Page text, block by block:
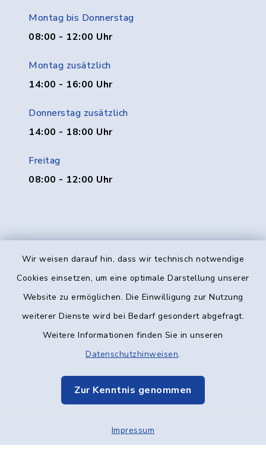
Wir weisen darauf hin, dass wir technisch notwendige
Cookies einsetzen, um eine optimale Darstellung unserer
Website zu ermöglichen. Die Einwilligung zur Nutzung
weiterer Dienste wird bei Bedarf gesondert abgefragt.
Weitere Informationen finden Sie in unseren
Datenschutzhinweisen.
Zur Kenntnis genommen
Impressum
Montag bis Donnerstag
08:00 - 12:00 Uhr
Montag zusätzlich
14:00 - 16:00 Uhr
Donnerstag zusätzlich
14:00 - 18:00 Uhr
Freitag
08:00 - 12:00 Uhr
Kontakt
Datenschutz
Elektronische Kommunikation
Sitemap